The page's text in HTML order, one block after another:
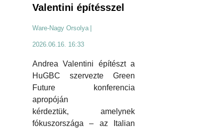
Valentini építésszel
Ware-Nagy Orsolya |
2026.06.16. 16:33
Andrea Valentini építészt a
HuGBC szervezte Green
Future konferencia
apropóján
kérdeztük, amelynek
fókuszországa – az Italian